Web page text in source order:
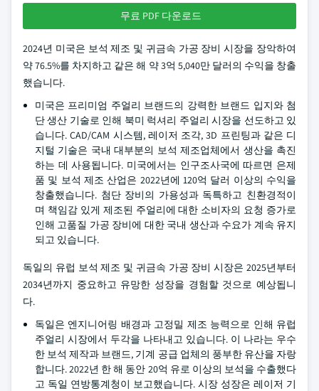
무료 PDF 다운로드
2024년 미국은 보석 제조 및 귀금속 가공 장비 시장을 장악하여
약 76.5%를 차지하고 같은 해 약 3억 5,040만 달러의 수익을 창출
했습니다.
미국은 프리미엄 주얼리 브랜드의 강력한 브랜드 입지와 첨
단 생산 기술로 인해 북미 럭셔리 주얼리 시장을 선도하고 있
습니다. CAD/CAM 시스템, 레이저 조각, 3D 프린팅과 같은 디
지털 기술은 국내 대부분의 보석 제조업체에서 생산을 촉진
하는 데 사용됩니다. 미국에서는 인구조사국에 따르면 은제
품 및 보석 제조 산업은 2022년에 120억 달러 이상의 수익을
창출했습니다. 첨단 장비의 가용성과 독특하고 친환경적이
며 책임감 있게 제조된 주얼리에 대한 소비자의 요청 증가로
인해 고품질 가공 장비에 대한 국내 생산과 수요가 계속 유지
되고 있습니다.
독일의 유럽 보석 제조 및 귀금속 가공 장비 시장은 2025년부터
2034년까지 중요하고 유망한 성장을 경험할 것으로 예상됩니
다.
독일은 엔지니어링 배경과 고정밀 제조 능력으로 인해 유럽
주얼리 시장에서 두각을 나타내고 있습니다. 이 나라는 우수
한 보석 제작과 브랜드, 기계 공급 업체의 풍부한 유산을 자랑
합니다. 2022년 한 해 동안 20억 유로 이상의 보석을 수출했다
고 독일 연방통계청이 보고했습니다. 시장 성장은 레이저 기